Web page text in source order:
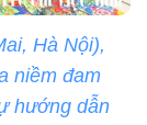
Hà Nội),
niềm đam
hướng dẫn